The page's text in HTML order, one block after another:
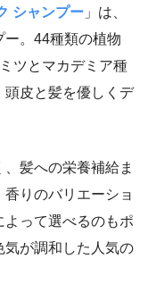
シャンプー 」は、
。44種類の植物
ツとマカデミア種
頭皮と髪を優しくデ
髪への栄養補給ま
りのバリエーショ
よって選べるのもポ
気が調和した人気の